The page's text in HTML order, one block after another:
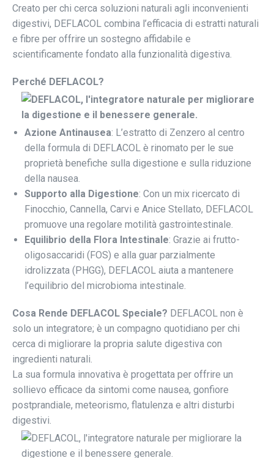
Creato per chi cerca soluzioni naturali agli inconvenienti
digestivi, DEFLACOL combina l’efficacia di estratti naturali
e fibre per offrire un sostegno affidabile e
scientificamente fondato alla funzionalità digestiva.
Perché DEFLACOL?
Azione Antinausea: L’estratto di Zenzero al centro
della formula di DEFLACOL è rinomato per le sue
proprietà benefiche sulla digestione e sulla riduzione
della nausea.
Supporto alla Digestione: Con un mix ricercato di
Finocchio, Cannella, Carvi e Anice Stellato, DEFLACOL
promuove una regolare motilità gastrointestinale.
Equilibrio della Flora Intestinale: Grazie ai frutto-
oligosaccaridi (FOS) e alla guar parzialmente
idrolizzata (PHGG), DEFLACOL aiuta a mantenere
l’equilibrio del microbioma intestinale.
Cosa Rende DEFLACOL Speciale? DEFLACOL non è
solo un integratore; è un compagno quotidiano per chi
cerca di migliorare la propria salute digestiva con
ingredienti naturali.
La sua formula innovativa è progettata per offrire un
sollievo efficace da sintomi come nausea, gonfiore
postprandiale, meteorismo, flatulenza e altri disturbi
digestivi.